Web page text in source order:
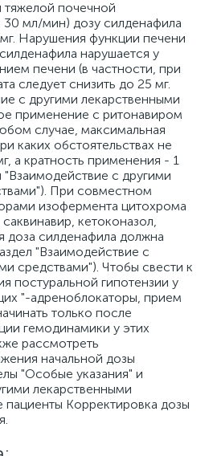
тяжелой почечной
30 мл/мин) дозу силденафила
Нарушения функции печени
нарушается у
печени (в частности, при
следует снизить до 25 мг.
с другими лекарственными
применение с ритонавиром
случае, максимальная
каких обстоятельствах не
а кратность применения - 1
"Взаимодействие с другими
При совместном
изофермента цитохрома
кетоконазол,
доза силденафила должна
"Взаимодействие с
средствами"). Чтобы свести к
постуральной гипотензии у
"-адреноблокаторы, прием
только после
гемодинамики у этих
рассмотреть
начальной дозы
"Особые указания" и
лекарственными
Корректировка дозы